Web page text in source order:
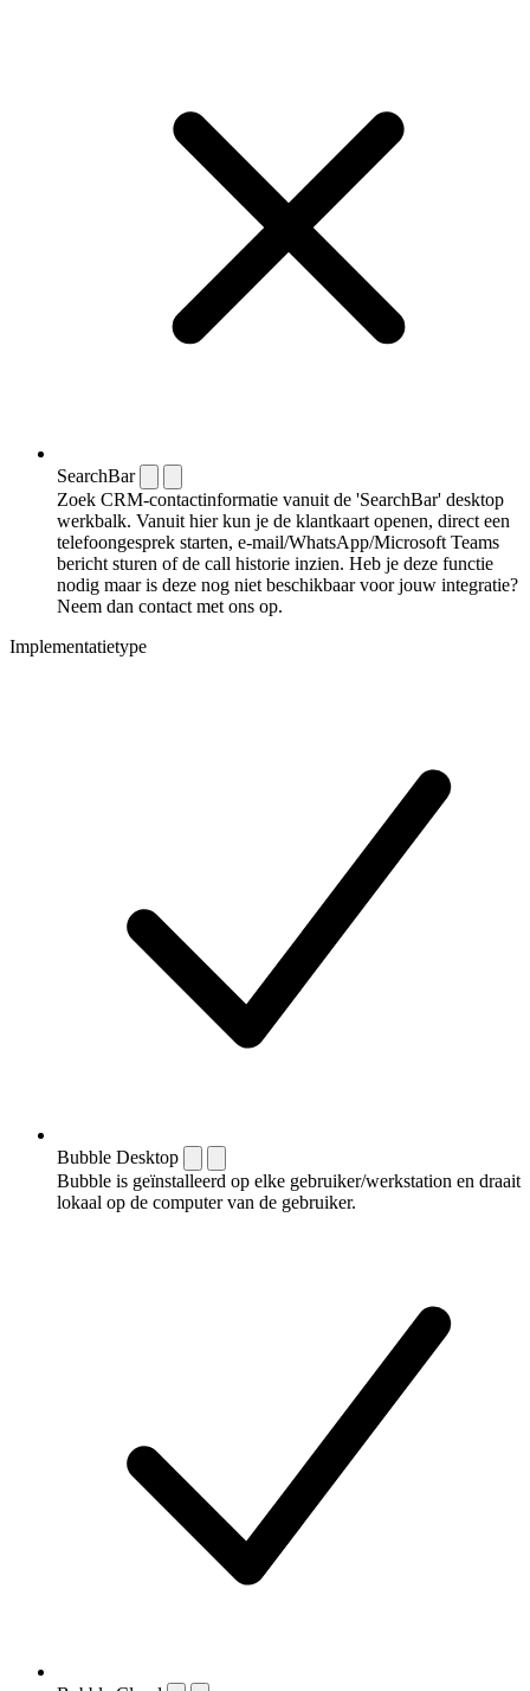
SearchBar
Zoek CRM-contactinformatie vanuit de 'SearchBar' desktop
werkbalk. Vanuit hier kun je de klantkaart openen, direct een
telefoongesprek starten, e-mail/WhatsApp/Microsoft Teams
bericht sturen of de call historie inzien. Heb je deze functie
nodig maar is deze nog niet beschikbaar voor jouw integratie?
Neem dan contact met ons op.
Implementatietype
Bubble Desktop
Bubble is geïnstalleerd op elke gebruiker/werkstation en draait
lokaal op de computer van de gebruiker.